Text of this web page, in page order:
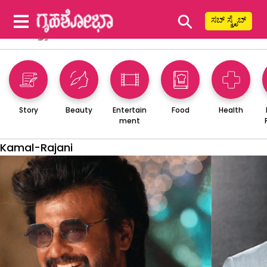
⚲ ಸಬ್ ಸ್ಕ್ರೈಬ್
Story Beauty
Entertain
ment
Food Health
Kamal-Rajani